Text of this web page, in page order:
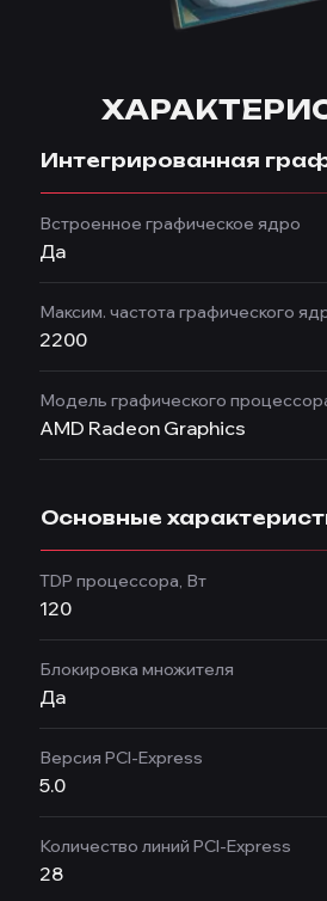
Интегрированная
Встроенное графическое ядро
Да
Максим. частота графического
2200
Модель графического
AMD Radeon Graphics
Основные
TDP процессора, Вт
120
Блокировка множителя
Да
Версия PCI-Express
5.0
Количество линий PCI-Express
28